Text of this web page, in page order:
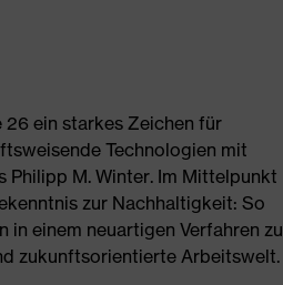
ein starkes Zeichen für
Technologien mit
M. Winter. Im Mittelpunkt
zur Nachhaltigkeit: So
einem neuartigen Verfahren zu
zukunftsorientierte Arbeitswelt.